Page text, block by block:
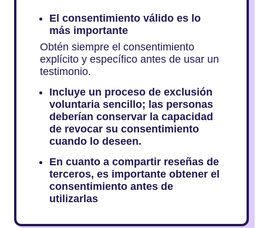
El consentimiento válido es lo
más importante
Obtén siempre el consentimiento
explícito y específico antes de usar un
testimonio.
Incluye un proceso de exclusión
voluntaria sencillo; las personas
deberían conservar la capacidad
de revocar su consentimiento
cuando lo deseen.
En cuanto a compartir reseñas de
terceros, es importante obtener el
consentimiento antes de
utilizarlas